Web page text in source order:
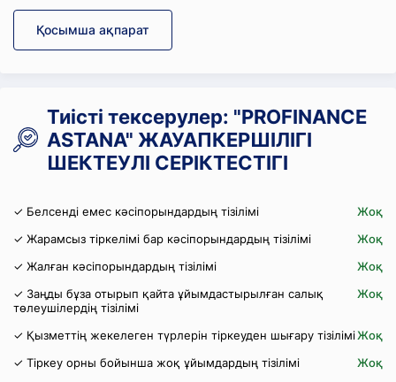
Қосымша ақпарат
Тиісті тексерулер: "PROFINANCE
ASTANA" ЖАУАПКЕРШІЛІГІ
ШЕКТЕУЛІ СЕРІКТЕСТІГІ
✓ Белсенді емес кәсіпорындардың тізілімі
Жоқ
✓ Жарамсыз тіркелімі бар кәсіпорындардың тізілімі
Жоқ
✓ Жалған кәсіпорындардың тізілімі
Жоқ
✓ Заңды бұза отырып қайта ұйымдастырылған салық
төлеушілердің тізілімі
Жоқ
✓ Қызметтің жекелеген түрлерін тіркеуден шығару тізіліміЖоқ
✓ Тіркеу орны бойынша жоқ ұйымдардың тізілімі
Жоқ